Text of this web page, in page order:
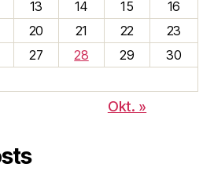
13 14 15
16
20 21 22
23
27 28 29
30
Okt. »